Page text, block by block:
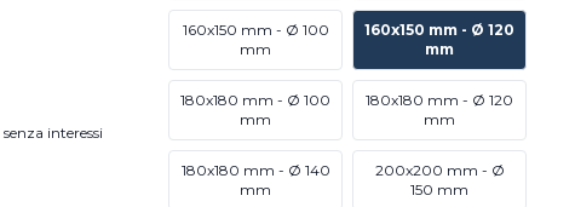
senza interessi
160x150 mm - Ø 100
mm
160x150 mm - Ø 120
mm
180x180 mm - Ø 100
mm
180x180 mm - Ø 120
mm
180x180 mm - Ø 140
mm
200x200 mm - Ø
150 mm